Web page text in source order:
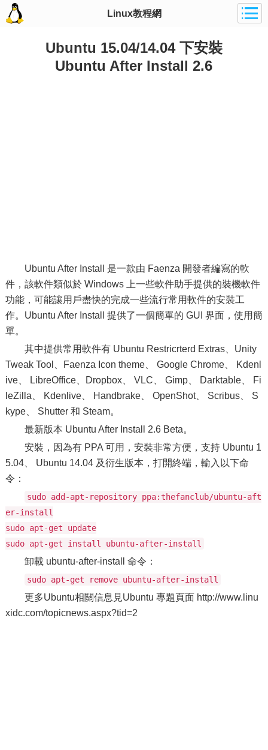
Linux教程網
Ubuntu 15.04/14.04 下安裝
Ubuntu After Install 2.6
Ubuntu After Install 是一款由 Faenza 開發者編寫的軟
件，該軟件類似於 Windows 上一些軟件助手提供的裝機軟件
功能，可能讓用戶盡快的完成一些流行常用軟件的安裝工
作。Ubuntu After Install 提供了一個簡單的 GUI 界面，使用簡
單。
其中提供常用軟件有 Ubuntu Restricrterd Extras、Unity
Tweak Tool、Faenza Icon theme、 Google Chrome、 Kdenl
ive、 LibreOffice、Dropbox、 VLC、 Gimp、 Darktable、 Fi
leZilla、 Kdenlive、 Handbrake、 OpenShot、 Scribus、 S
kype、 Shutter 和 Steam。
最新版本 Ubuntu After Install 2.6 Beta。
安裝，因為有 PPA 可用，安裝非常方便，支持 Ubuntu 1
5.04、 Ubuntu 14.04 及衍生版本，打開終端，輸入以下命
令：
sudo add-apt-repository ppa:thefanclub/ubuntu-aft
er-install
sudo apt-get update
sudo apt-get install ubuntu-after-install
卸載 ubuntu-after-install 命令：
sudo apt-get remove ubuntu-after-install
更多Ubuntu相關信息見Ubuntu 專題頁面 http://www.linu
xidc.com/topicnews.aspx?tid=2